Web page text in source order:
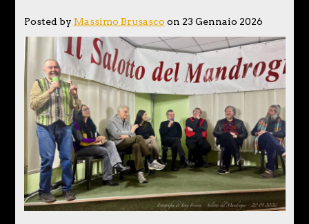
Posted by Massimo Brusasco on 23 Gennaio 2026